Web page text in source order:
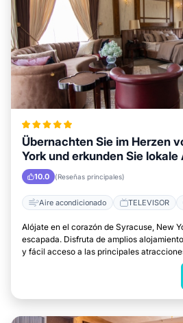
Übernachten Sie im Herzen
York und erkunden Sie
10.0 (Reseñas principales)
Aire acondicionado TELEVISOR
Alójate en el corazón de Syracuse, New
escapada. Disfruta de amplios
y fácil acceso a las principales